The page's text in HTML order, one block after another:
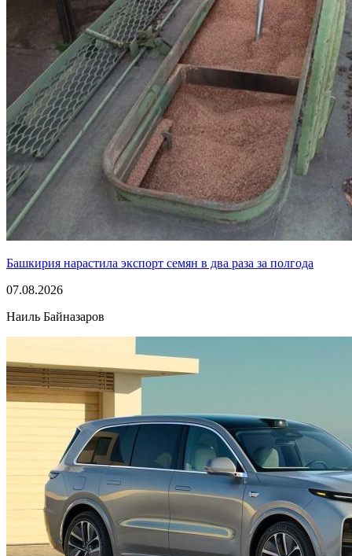
Башкирия нарастила экспорт семян в два раза за полгода
07.08.2026
Наиль Байназаров